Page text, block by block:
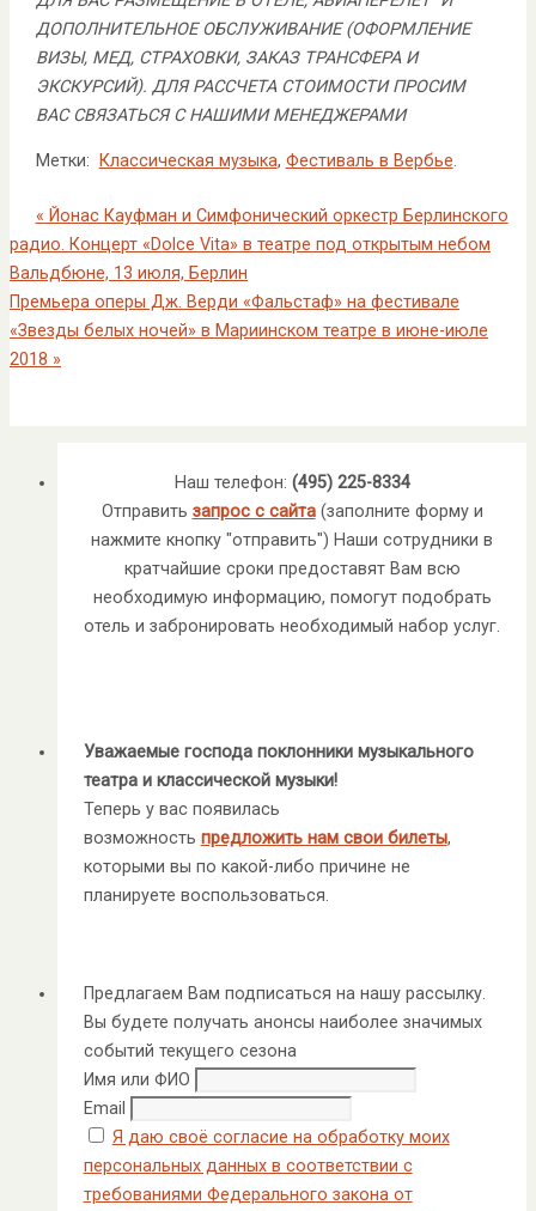
ДОПОЛНИТЕЛЬНОЕ ОБСЛУЖИВАНИЕ (ОФОРМЛЕНИЕ
ВИЗЫ, МЕД, СТРАХОВКИ, ЗАКАЗ ТРАНСФЕРА И
ЭКСКУРСИЙ). ДЛЯ РАССЧЕТА СТОИМОСТИ ПРОСИМ
ВАС СВЯЗАТЬСЯ С НАШИМИ МЕНЕДЖЕРАМИ
Метки: Классическая музыка, Фестиваль в Вербье.
« Йонас Кауфман и Симфонический оркестр Берлинского
радио. Концерт «Dolce Vita» в театре под открытым небом
Вальдбюне, 13 июля, Берлин
Премьера оперы Дж. Верди «Фальстаф» на фестивале
«Звезды белых ночей» в Мариинском театре в июне-июле
2018 »
Наш телефон: (495) 225-8334
Отправить запрос с сайта(заполните форму и
нажмите кнопку "отправить") Наши сотрудники в
кратчайшие сроки предоставят Вам всю
необходимую информацию, помогут подобрать
отель и забронировать необходимый набор услуг.
Уважаемые господа поклонники музыкального
театра и классической музыки!
Теперь у вас появилась
возможность предложить нам свои билеты,
которыми вы по какой-либо причине не
планируете воспользоваться.
Предлагаем Вам подписаться на нашу рассылку.
Вы будете получать анонсы наиболее значимых
событий текущего сезона
Имя или ФИО
Email
Я даю своё согласие на обработку моих
персональных данных в соответствии с
требованиями Федерального закона от